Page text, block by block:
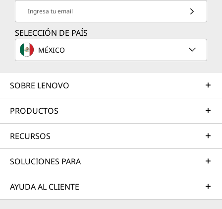
Ingresa tu email
SELECCIÓN DE PAÍS
MÉXICO
SOBRE LENOVO
PRODUCTOS
RECURSOS
SOLUCIONES PARA
AYUDA AL CLIENTE